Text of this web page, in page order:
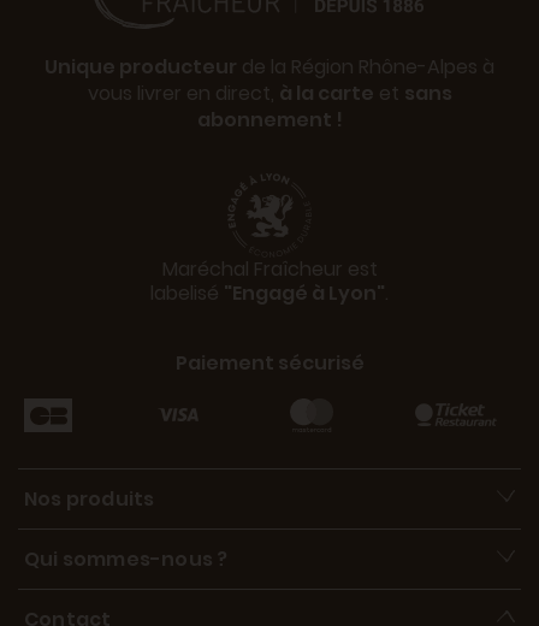
Unique producteur de la Région Rhône-Alpes à
vous livrer en direct, à la carte et sans
abonnement !
Maréchal Fraîcheur est
labelisé "Engagé à Lyon".
Paiement sécurisé
Nos produits
Qui sommes-nous ?
Contact